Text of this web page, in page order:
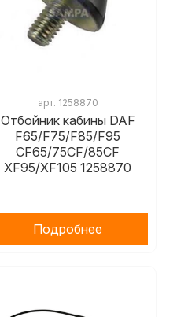
арт. 1258870
Отбойник кабины DAF
F65/F75/F85/F95
CF65/75CF/85CF
XF95/XF105 1258870
Подробнее